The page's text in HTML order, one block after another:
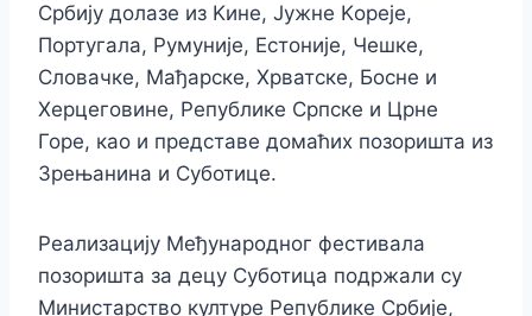
Србију долазе из Kине, Јужне Kореје,
Португала, Румуније, Естоније, Чешке,
Словачке, Мађарске, Хрватске, Босне и
Херцеговине, Републике Српске и Црне
Горе, као и представе домаћих позоришта из
Зрењанина и Суботице.
Реализацију Међународног фестивала
позоришта за децу Суботица подржали су
Министарство културе Републике Србије,